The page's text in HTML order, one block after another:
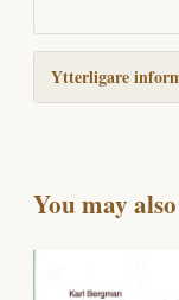
Ytterligare
You may